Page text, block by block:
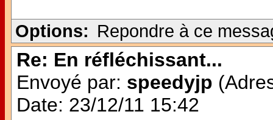
Options: Repondre à ce
Re: En réfléchissant...
Envoyé par: speedyjp
Date: 23/12/11 15:42